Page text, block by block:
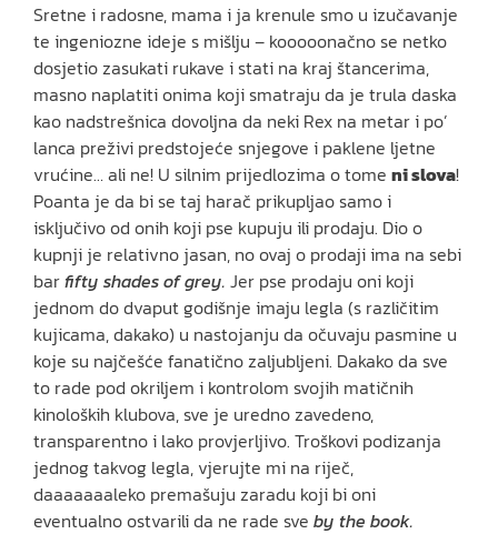
Sretne i radosne, mama i ja krenule smo u izučavanje
te ingeniozne ideje s mišlju – kooooonačno se netko
dosjetio zasukati rukave i stati na kraj štancerima,
masno naplatiti onima koji smatraju da je trula daska
kao nadstrešnica dovoljna da neki Rex na metar i po’
lanca preživi predstojeće snjegove i paklene ljetne
vrućine… ali ne! U silnim prijedlozima o tome ni slova!
Poanta je da bi se taj harač prikupljao samo i
isključivo od onih koji pse kupuju ili prodaju. Dio o
kupnji je relativno jasan, no ovaj o prodaji ima na sebi
barfifty shades of grey. Jer pse prodaju oni koji
jednom do dvaput godišnje imaju legla (s različitim
kujicama, dakako) u nastojanju da očuvaju pasmine u
koje su najčešće fanatično zaljubljeni. Dakako da sve
to rade pod okriljem i kontrolom svojih matičnih
kinoloških klubova, sve je uredno zavedeno,
transparentno i lako provjerljivo. Troškovi podizanja
jednog takvog legla, vjerujte mi na riječ,
daaaaaaaleko premašuju zaradu koji bi oni
eventualno ostvarili da ne rade sve by the book.